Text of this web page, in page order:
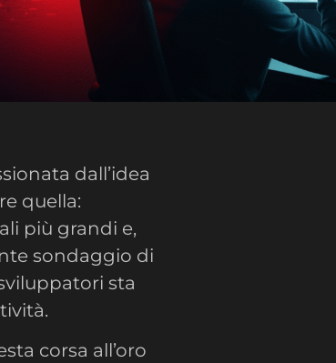
dall’idea
quella:
più grandi e,
sondaggio di
sta
corsa all’oro